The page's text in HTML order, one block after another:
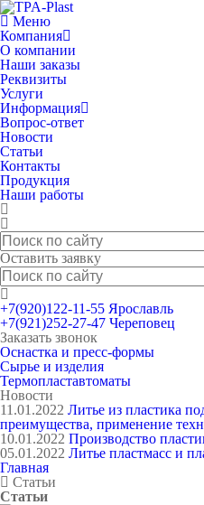
Меню
Компания
О компании
Наши заказы
Реквизиты
Услуги
Информация
Вопрос-ответ
Новости
Статьи
Контакты
Продукция
Наши работы
Оставить заявку
+7(920)122-11-55 Ярославль
+7(921)252-27-47 Череповец
Заказать звонок
Оснастка и пресс-формы
Сырье и изделия
Термопластавтоматы
Новости
11.01.2022 Литье из пластика
преимущества, применение
10.01.2022 Производство
05.01.2022 Литье пластмасс и
Главная
Статьи
Статьи